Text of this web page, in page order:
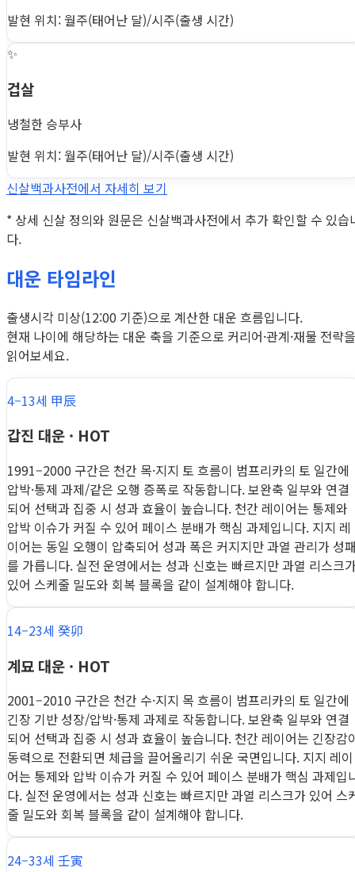
발현 위치: 월주(태어난 달)/시주(출생 시간)
✨
겁살
냉철한 승부사
발현 위치: 월주(태어난 달)/시주(출생 시간)
신살백과사전에서 자세히 보기
* 상세 신살 정의와 원문은 신살백과사전에서 추가 확인할 수 있습
다.
대운 타임라인
출생시각 미상(12:00 기준)으로 계산한 대운 흐름입니다.
현재 나이에 해당하는 대운 축을 기준으로 커리어·관계·재물 전략을
읽어보세요.
4–13세 甲辰
갑진 대운 · HOT
1991–2000 구간은 천간 목·지지 토 흐름이 범프리카의 토 일간에
압박·통제 과제/같은 오행 증폭로 작동합니다. 보완축 일부와 연결
되어 선택과 집중 시 성과 효율이 높습니다. 천간 레이어는 통제와
압박 이슈가 커질 수 있어 페이스 분배가 핵심 과제입니다. 지지 레
이어는 동일 오행이 압축되어 성과 폭은 커지지만 과열 관리가 성
를 가릅니다. 실전 운영에서는 성과 신호는 빠르지만 과열 리스크
있어 스케줄 밀도와 회복 블록을 같이 설계해야 합니다.
14–23세 癸卯
계묘 대운 · HOT
2001–2010 구간은 천간 수·지지 목 흐름이 범프리카의 토 일간에
긴장 기반 성장/압박·통제 과제로 작동합니다. 보완축 일부와 연결
되어 선택과 집중 시 성과 효율이 높습니다. 천간 레이어는 긴장감
동력으로 전환되면 체급을 끌어올리기 쉬운 국면입니다. 지지 레이
어는 통제와 압박 이슈가 커질 수 있어 페이스 분배가 핵심 과제입
다. 실전 운영에서는 성과 신호는 빠르지만 과열 리스크가 있어 스
줄 밀도와 회복 블록을 같이 설계해야 합니다.
24–33세 壬寅